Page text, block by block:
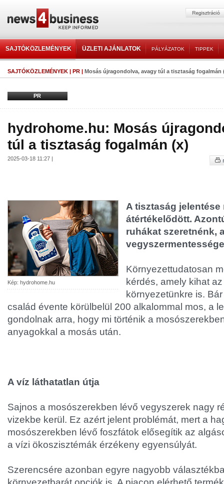
SAJTÓKÖZLEMÉNYEK ÜZLETI AJÁNLATOK PÁLYÁZATOK TIPPEK
SAJTÓKÖZLEMÉNYEK | PR | Mosás újragondolva, avagy túl a tisztaság fogalmán
PR
hydrohome.hu: Mosás
túl a tisztaság fogalmán (x)
2025-03-18 11:27 |
Kép: hydrohome.hu
A tisztaság jelentése
átértékelődött.
ruhákat szeretnénk,
Környezettudatosan
kérdés, amely kihat
környezetünkre is.
család évente körülbelül 200 alkalommal mos, a
gondolnak arra, hogy mi történik a
anyagokkal a mosás után.
A víz láthatatlan útja
Sajnos a mosószerekben lévő vegyszerek nagy
vizekbe kerül. Ez azért jelent problémát, mert a
mosószerekben lévő foszfátok elősegítik az
a vízi ökoszisztémák érzékeny egyensúlyát.
Szerencsére azonban egyre nagyobb